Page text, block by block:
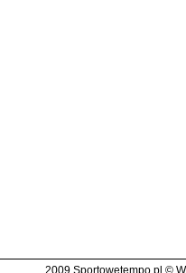
2009 Sportowetempo.pl ©